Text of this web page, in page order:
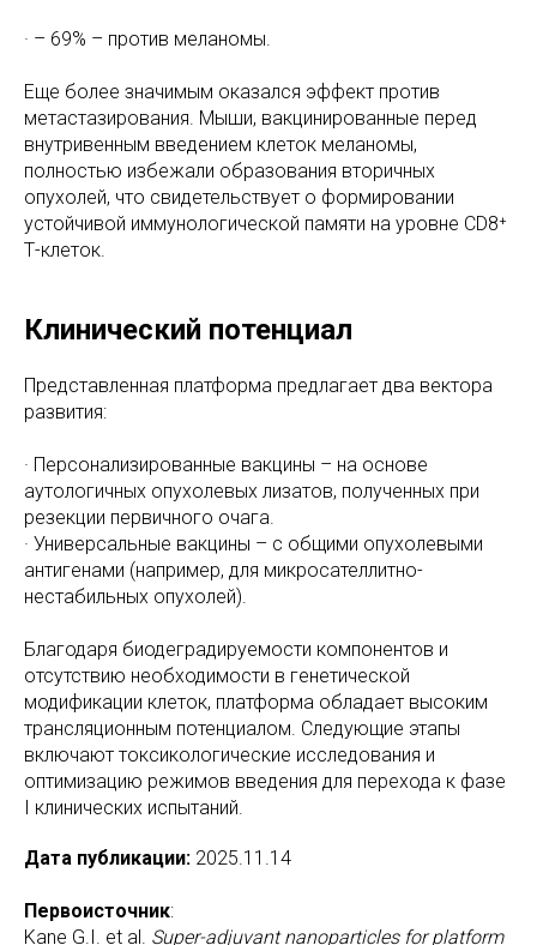
· – 69% – против меланомы.
Еще более значимым оказался эффект против
метастазирования. Мыши, вакцинированные перед
внутривенным введением клеток меланомы,
полностью избежали образования вторичных
опухолей, что свидетельствует о формировании
устойчивой иммунологической памяти на уровне CD8⁺
Т-клеток.
Клинический потенциал
Представленная платформа предлагает два вектора
развития:
· Персонализированные вакцины – на основе
аутологичных опухолевых лизатов, полученных при
резекции первичного очага.
· Универсальные вакцины – с общими опухолевыми
антигенами (например, для микросателлитно-
нестабильных опухолей).
Благодаря биодеградируемости компонентов и
отсутствию необходимости в генетической
модификации клеток, платформа обладает высоким
трансляционным потенциалом. Следующие этапы
включают токсикологические исследования и
оптимизацию режимов введения для перехода к фазе
I клинических испытаний.
Дата публикации: 2025.11.14
Первоисточник:
Kane G.I. et al. Super-adjuvant nanoparticles for platform